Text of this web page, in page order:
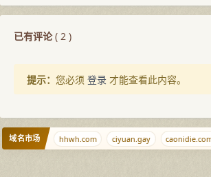
已有评论( 2 )
提示： 您必须 登录 才能查看此内容。
域名市场 hhwh.com ciyuan.gay caonidie.com